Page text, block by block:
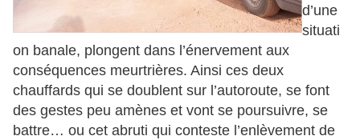
d’une
situati
on banale, plongent dans l’énervement aux
conséquences meurtrières. Ainsi ces deux
chauffards qui se doublent sur l’autoroute, se font
des gestes peu amènes et vont se poursuivre, se
battre… ou cet abruti qui conteste l’enlèvement de